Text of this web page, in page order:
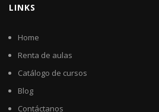
LINKS
Home
Renta de aulas
Catálogo de cursos
Blog
Contáctanos